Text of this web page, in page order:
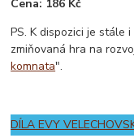
Cena: 186 Kč
PS. K dispozici je stále
zmiňovaná hra na
komnata".
DÍLA EVY